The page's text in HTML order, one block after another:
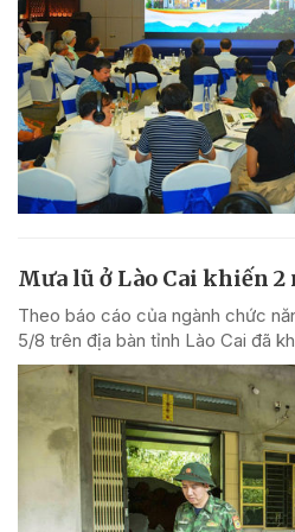
Mưa lũ ở Lào Cai khiến
Theo báo cáo của ngành chức
5/8 trên địa bàn tỉnh Lào Cai đã